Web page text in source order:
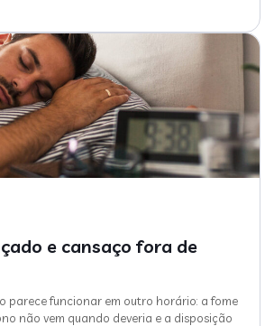
e cansaço fora de
parece funcionar em outro horário: a fome
não vem quando deveria e a disposição